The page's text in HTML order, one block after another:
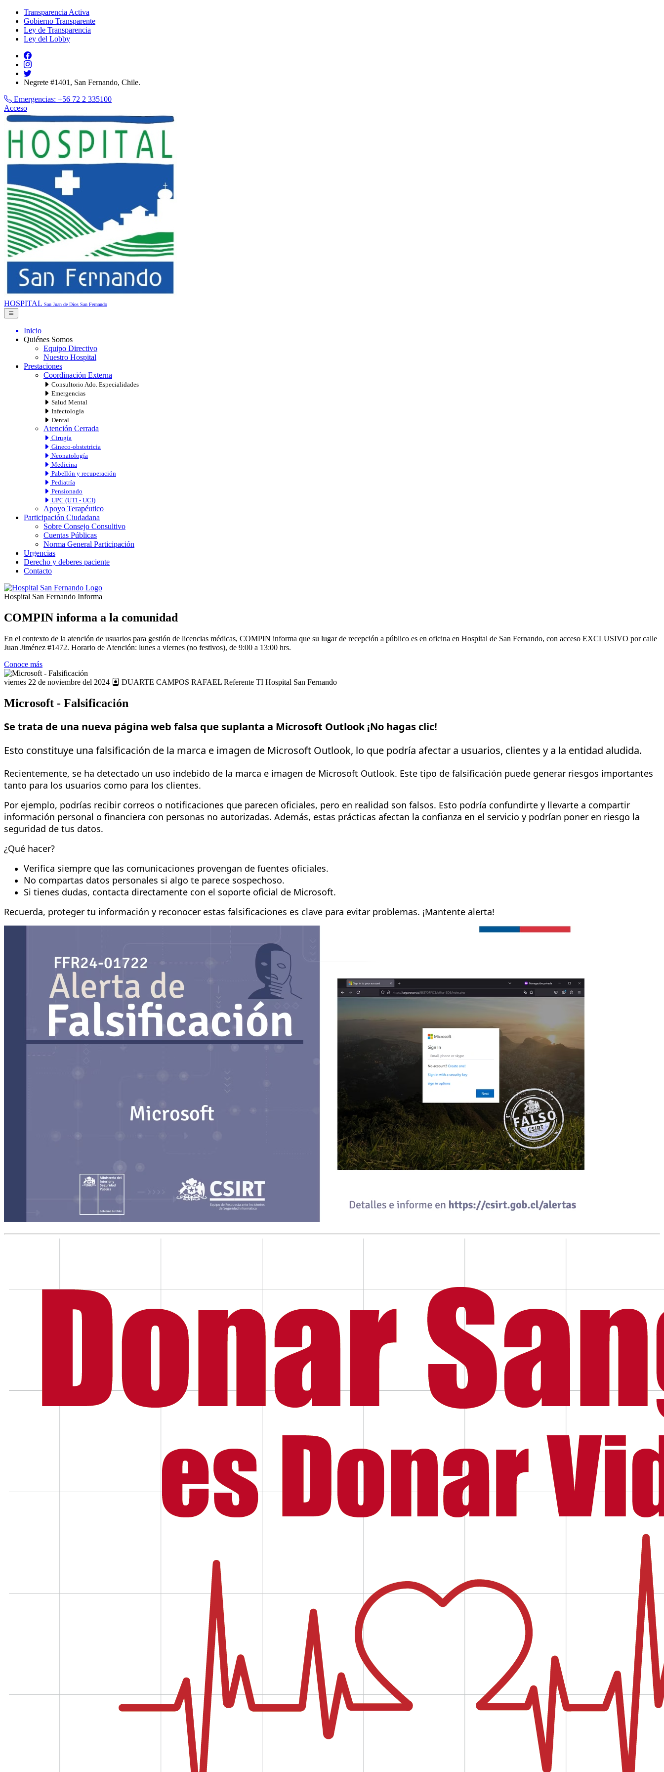
Transparencia Activa
Gobierno Transparente
Ley de Transparencia
Ley del Lobby
Negrete #1401, San Fernando, Chile.
Emergencias: +56 72 2 335100
Acceso
HOSPITAL San Juan de Dios San Fernando
Inicio
Quiénes Somos
Equipo Directivo
Nuestro Hospital
Prestaciones
Coordinación Externa
Consultorio Ado. Especialidades
Emergencias
Salud Mental
Infectología
Dental
Atención Cerrada
Cirugía
Gineco-obstetricia
Neonatología
Medicina
Pabellón y recuperación
Pediatría
Pensionado
UPC (UTI - UCI)
Apoyo Terapéutico
Participación Ciudadana
Sobre Consejo Consultivo
Cuentas Públicas
Norma General Participación
Urgencias
Derecho y deberes paciente
Contacto
Hospital San Fernando Informa
COMPIN informa a la comunidad
En el contexto de la atención de usuarios para gestión de licencias médicas, COMPIN informa que su lugar de recepción a público es en oficina en Hospital de San Fernando, con acceso EXCLUSIVO por calle
Juan Jiménez #1472. Horario de Atención: lunes a viernes (no festivos), de 9:00 a 13:00 hrs.
Conoce más
viernes 22 de noviembre del 2024 DUARTE CAMPOS RAFAEL Referente TI Hospital San Fernando
Microsoft - Falsificación
Se trata de una nueva página web falsa que suplanta a Microsoft Outlook ¡No hagas clic!
Esto constituye una falsificación de la marca e imagen de Microsoft Outlook, lo que podría afectar a usuarios, clientes y a la entidad aludida.
Recientemente, se ha detectado un uso indebido de la marca e imagen de Microsoft Outlook. Este tipo de falsificación puede generar riesgos importantes
tanto para los usuarios como para los clientes.
Por ejemplo, podrías recibir correos o notificaciones que parecen oficiales, pero en realidad son falsos. Esto podría confundirte y llevarte a compartir
información personal o financiera con personas no autorizadas. Además, estas prácticas afectan la confianza en el servicio y podrían poner en riesgo la
seguridad de tus datos.
¿Qué hacer?
Verifica siempre que las comunicaciones provengan de fuentes oficiales.
No compartas datos personales si algo te parece sospechoso.
Si tienes dudas, contacta directamente con el soporte oficial de Microsoft.
Recuerda, proteger tu información y reconocer estas falsificaciones es clave para evitar problemas. ¡Mantente alerta!